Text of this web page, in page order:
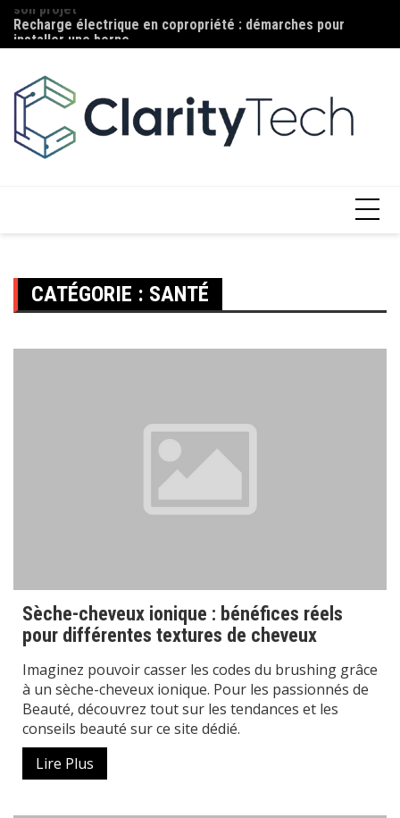
Aller
au
contenu
Recharge électrique en copropriété : démarches pour
installer une borne
CATÉGORIE : SANTÉ
Sèche-cheveux ionique : bénéfices réels
pour différentes textures de cheveux
Imaginez pouvoir casser les codes du brushing grâce
à un sèche-cheveux ionique. Pour les passionnés de
Beauté, découvrez tout sur les tendances et les
conseils beauté sur ce site dédié.
Lire Plus